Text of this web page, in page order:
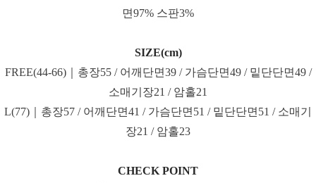
면97% 스판3%
SIZE(cm)
FREE(44-66)｜총장55 / 어깨단면39 / 가슴단면49 / 밑단단면49 /
소매기장21 / 암홀21
L(77)｜총장57 / 어깨단면41 / 가슴단면51 / 밑단단면51 / 소매기
장21 / 암홀23
CHECK POINT